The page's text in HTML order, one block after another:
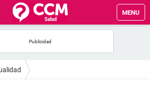
MENU